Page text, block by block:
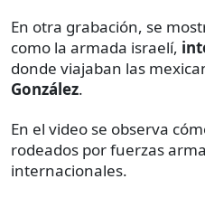
En otra grabación, se
como la armada israelí,
donde viajaban las
González.
En el video se observa
rodeados por fuerzas
internacionales.